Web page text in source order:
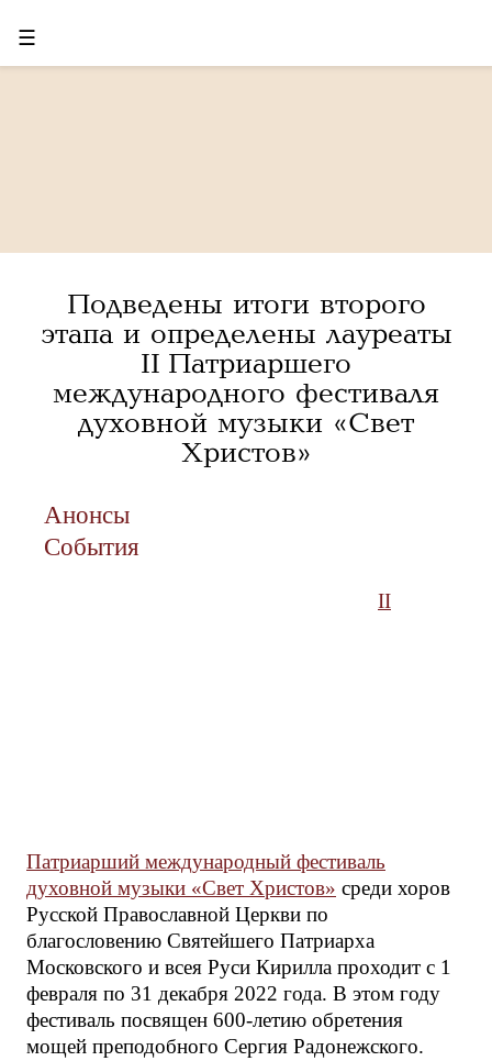
☰
Подведены итоги второго
этапа и определены лауреаты
II Патриаршего
международного фестиваля
духовной музыки «Свет
Христов»
Анонсы
События
II
Патриарший международный фестиваль
духовной музыки «Свет Христов» среди хоров
Русской Православной Церкви по
благословению Святейшего Патриарха
Московского и всея Руси Кирилла проходит с 1
февраля по 31 декабря 2022 года. В этом году
фестиваль посвящен 600-летию обретения
мощей преподобного Сергия Радонежского.